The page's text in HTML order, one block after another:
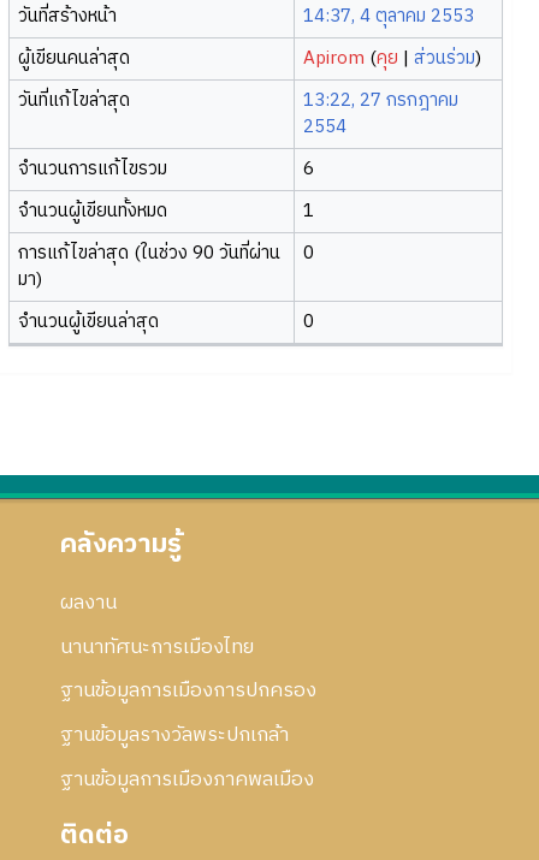
วันที่สร้างหน้า
14:37, 4 ตุลาคม 2553
ผู้เขียนคนล่าสุด
Apirom (คุย |ส่วนร่วม)
วันที่แก้ไขล่าสุด
13:22, 27 กรกฎาคม
2554
จำนวนการแก้ไขรวม
6
จำนวนผู้เขียนทั้งหมด
1
การแก้ไขล่าสุด (ในช่วง 90 วันที่ผ่าน
มา)
0
จำนวนผู้เขียนล่าสุด 0
คลังความรู้
ผลงาน
นานาทัศนะการเมืองไทย
ฐานข้อมูลการเมืองการปกครอง
ฐานข้อมูลรางวัลพระปกเกล้า
ฐานข้อมูลการเมืองภาคพลเมือง
ติดต่อ